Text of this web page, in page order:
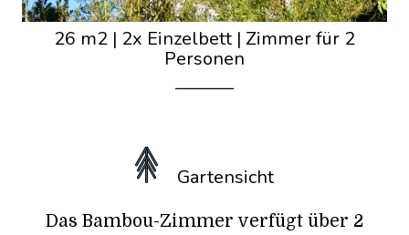
26 m2 | 2x Einzelbett | Zimmer für 2
Personen
Gartensicht
Das Bambou-Zimmer verfügt über 2